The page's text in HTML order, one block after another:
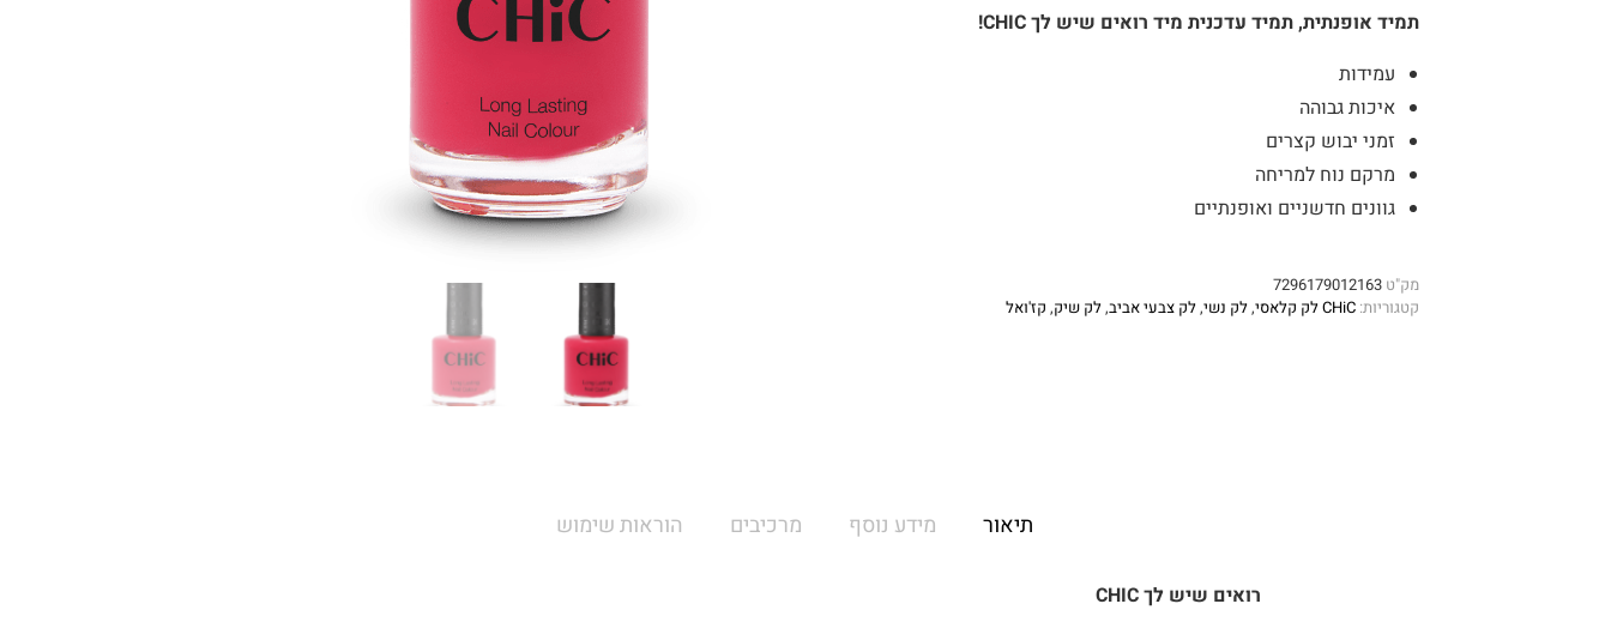
תמיד אופנתית, תמיד עדכנית מיד רואים שיש לך CHIC!
עמידות
איכות גבוהה
זמני יבוש קצרים
מרקם נוח למריחה
גוונים חדשניים ואופנתיים
מק"ט 7296179012163
קטגוריות: CHiC לק קלאסי ,לק נשי,לק צבעי אביב,לק שיק, קז'ואל
תיאור מידע נוסף מרכיבים הוראות שימוש
רואים שיש לך CHIC